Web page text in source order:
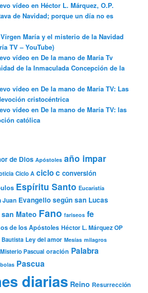
vídeo en Héctor L. Márquez, O.P.
de Navidad; porque un día no es
María y el misterio de la Navidad
TV – YouTube)
vídeo en De la mano de María Tv
de la Inmaculada Concepción de la
vídeo en De la mano de María TV: Las
cristocéntrica
vídeo en De la mano de María TV: las
católica
de Dios Apóstoles año impar
Ciclo A ciclo c conversión
Espíritu Santo Eucaristía
Juan Evangelio según san Lucas
Mateo Fano fariseos fe
de los Apóstoles Héctor L. Márquez OP
Bautista Ley del amor Mesías milagros
Misterio Pascual oración Palabra
Pascua
diarias Reino Resurrección